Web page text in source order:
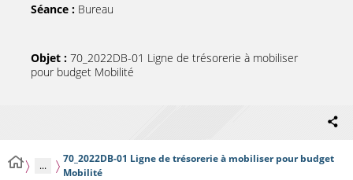
Séance : Bureau
Objet : 70_2022DB-01 Ligne de trésorerie à mobiliser
pour budget Mobilité
...
70_2022DB-01 Ligne de trésorerie à mobiliser pour budget
Mobilité